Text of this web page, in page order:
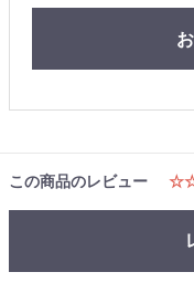
この商品のレビュー